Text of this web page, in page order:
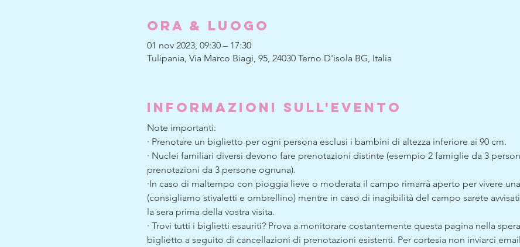
Ora & Luogo
01 nov 2023, 09:30 – 17:30
Tulipania, Via Marco Biagi, 95, 24030 Terno D'isola BG, Italia
Informazioni sull'evento
Note importanti:
· Prenotare un biglietto per ogni persona esclusi i bambini di altezza inferiore ai 90 cm.
· Nuclei familiari diversi devono fare prenotazioni distinte (esempio 2 famiglie da 3
prenotazioni da 3 persone ognuna).
·In caso di maltempo con pioggia lieve o moderata il campo rimarrà aperto per vivere
(consigliamo stivaletti e ombrellino) mentre in caso di inagibilità del campo sarete
la sera prima della vostra visita.
· Trovi tutti i biglietti esauriti? Prova a monitorare costantemente questa pagina nella
biglietto a seguito di cancellazioni di prenotazioni esistenti. Per cortesia non inviarci